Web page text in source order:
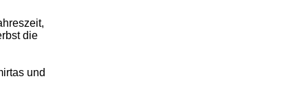
die
und